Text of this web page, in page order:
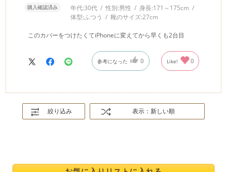
購入確認済み 年代:30代 性別:男性 身長:171～175cm
体型:ふつう 靴のサイズ:27cm
このカバーをつけたくてiPhoneに変えてから早くも2台目
参考になった 0 Like! 0
絞り込み 表示：新しい順